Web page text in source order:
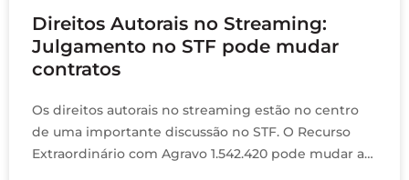
Direitos Autorais no Streaming:
Julgamento no STF pode mudar
contratos
Os direitos autorais no streaming estão no centro
de uma importante discussão no STF. O Recurso
Extraordinário com Agravo 1.542.420 pode mudar a